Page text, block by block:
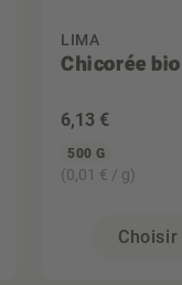
LIMA
Chicorée
6,13 €
500 G
(0,01 € / g)